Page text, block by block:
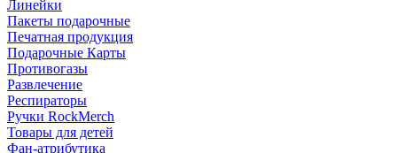
Линейки
Пакеты подарочные
Печатная продукция
Подарочные Карты
Противогазы
Развлечение
Респираторы
Ручки RockMerch
Товары для детей
Фан-атрибутика